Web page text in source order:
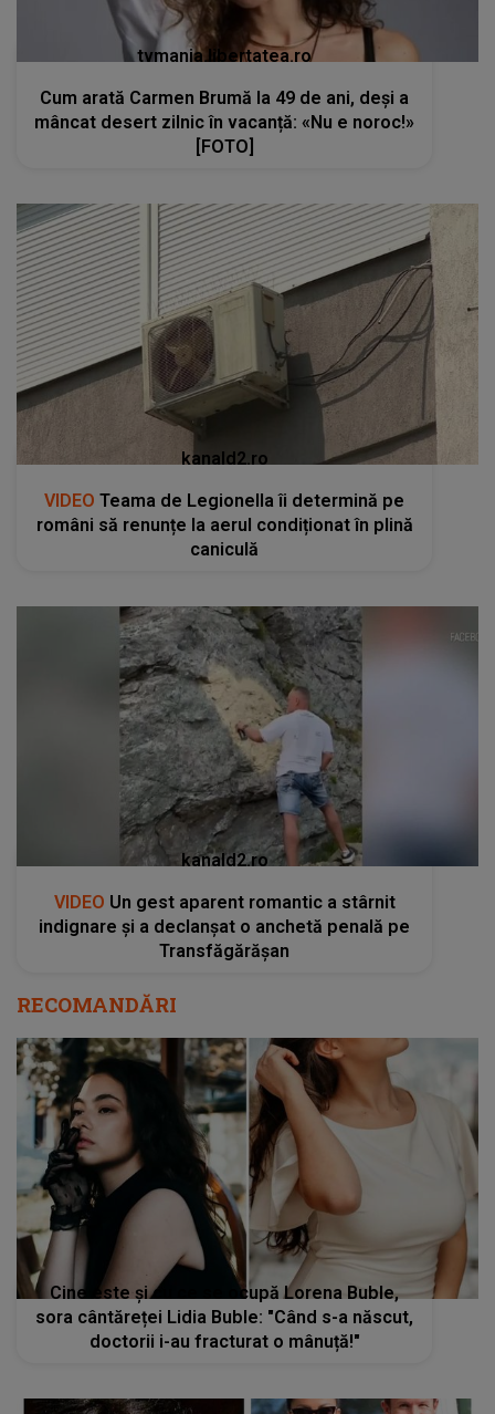
tvmania.libertatea.ro
Cum arată Carmen Brumă la 49 de ani, deși a
mâncat desert zilnic în vacanță: «Nu e noroc!»
[FOTO]
kanald2.ro
VIDEO Teama de Legionella îi determină pe
români să renunțe la aerul condiționat în plină
caniculă
kanald2.ro
VIDEO Un gest aparent romantic a stârnit
indignare și a declanșat o anchetă penală pe
Transfăgărășan
RECOMANDĂRI
Cine este și cu ce se ocupă Lorena Buble,
sora cântăreței Lidia Buble: "Când s-a născut,
doctorii i-au fracturat o mânuță!"